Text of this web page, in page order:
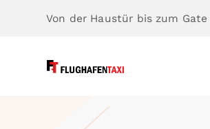
Von der Haustür bis zum